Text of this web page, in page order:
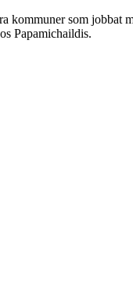
som jobbat
Papamichaildis.